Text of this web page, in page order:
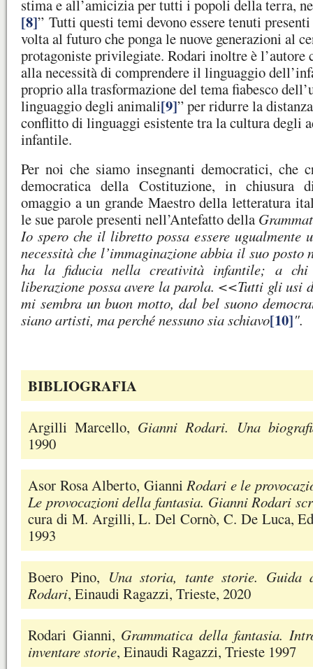
stima e all’amicizia per tutti i popoli della terra,
[8]” Tutti questi temi devono essere tenuti
volta al futuro che ponga le nuove generazioni al
protagoniste privilegiate. Rodari inoltre è l’autore
alla necessità di comprendere il linguaggio
proprio alla trasformazione del tema fiabesco
linguaggio degli animali[9]” per ridurre la
conflitto di linguaggi esistente tra la cultura degli
infantile.
Per noi che siamo insegnanti democratici, che
democratica della Costituzione, in chiusura
omaggio a un grande Maestro della letteratura
le sue parole presenti nell’Antefatto della
Io spero che il libretto possa essere ugualmente
necessità che l’immaginazione abbia il suo posto
ha la fiducia nella creatività infantile; a
liberazione possa avere la parola. <<Tutti gli
mi sembra un buon motto, dal bel suono
siano artisti, ma perché nessuno sia schiavo[10]".
BIBLIOGRAFIA
Argilli Marcello, Gianni Rodari. Una
1990
Asor Rosa Alberto, Gianni Rodari e le
Le provocazioni della fantasia. Gianni Rodari
cura di M. Argilli, L. Del Cornò, C. De Luca,
1993
Boero Pino, Una storia, tante storie. Guida
Rodari, Einaudi Ragazzi, Trieste, 2020
Rodari Gianni, Grammatica della fantasia.
inventare storie, Einaudi Ragazzi, Trieste 1997